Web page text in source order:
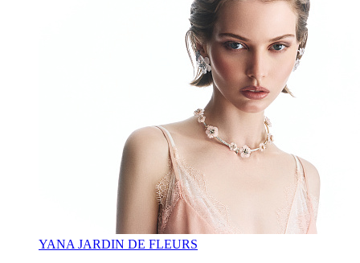
YANA JARDIN DE FLEURS